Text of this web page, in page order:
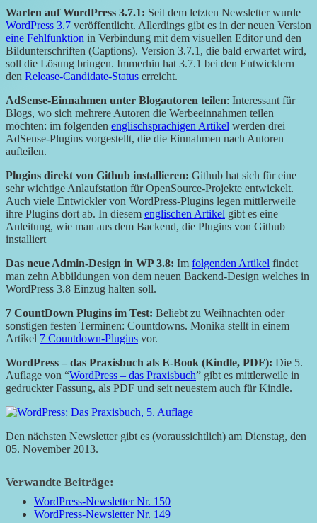
Warten auf WordPress 3.7.1: Seit dem letzten Newsletter wurde
WordPress 3.7 veröffentlicht. Allerdings gibt es in der neuen Version
eine Fehlfunktion in Verbindung mit dem visuellen Editor und den
Bildunterschriften (Captions). Version 3.7.1, die bald erwartet wird,
soll die Lösung bringen. Immerhin hat 3.7.1 bei den Entwicklern
den Release-Candidate-Status erreicht.
AdSense-Einnahmen unter Blogautoren teilen: Interessant für
Blogs, wo sich mehrere Autoren die Werbeeinnahmen teilen
möchten: im folgenden englischsprachigen Artikel werden drei
AdSense-Plugins vorgestellt, die die Einnahmen nach Autoren
aufteilen.
Plugins direkt von Github installieren: Github hat sich für eine
sehr wichtige Anlaufstation für OpenSource-Projekte entwickelt.
Auch viele Entwickler von WordPress-Plugins legen mittlerweile
ihre Plugins dort ab. In diesem englischen Artikel gibt es eine
Anleitung, wie man aus dem Backend, die Plugins von Github
installiert
Das neue Admin-Design in WP 3.8: Im folgenden Artikel findet
man zehn Abbildungen von dem neuen Backend-Design welches in
WordPress 3.8 Einzug halten soll.
7 CountDown Plugins im Test: Beliebt zu Weihnachten oder
sonstigen festen Terminen: Countdowns. Monika stellt in einem
Artikel 7 Countdown-Plugins vor.
WordPress – das Praxisbuch als E-Book (Kindle, PDF): Die 5.
Auflage von “WordPress – das Praxisbuch” gibt es mittlerweile in
gedruckter Fassung, als PDF und seit neuestem auch für Kindle.
Den nächsten Newsletter gibt es (voraussichtlich) am Dienstag, den
05. November 2013.
Verwandte Beiträge:
WordPress-Newsletter Nr. 150
WordPress-Newsletter Nr. 149